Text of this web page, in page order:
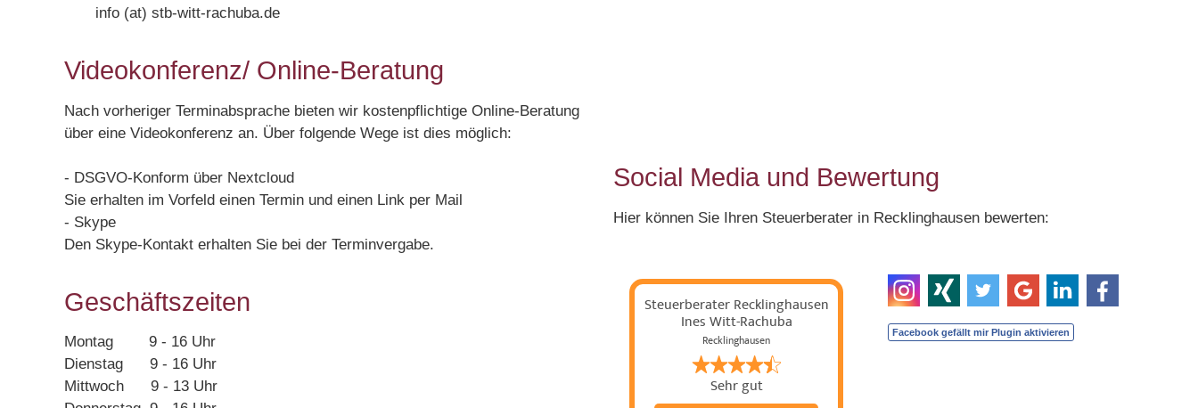
info (at) stb-witt-rachuba.de
Videokonferenz/ Online-Beratung
Nach vorheriger Terminabsprache bieten wir kostenpflichtige Online-Beratung
über eine Videokonferenz an. Über folgende Wege ist dies möglich:
- DSGVO-Konform über Nextcloud
Sie erhalten im Vorfeld einen Termin und einen Link per Mail
- Skype
Den Skype-Kontakt erhalten Sie bei der Terminvergabe.
Geschäftszeiten
Montag 9 - 16 Uhr
Dienstag 9 - 16 Uhr
Mittwoch 9 - 13 Uhr
Social Media und Bewertung
Hier können Sie Ihren Steuerberater in Recklinghausen bewerten:
Steuerberater Recklinghausen
Ines Witt-Rachuba
Recklinghausen
Sehr gut